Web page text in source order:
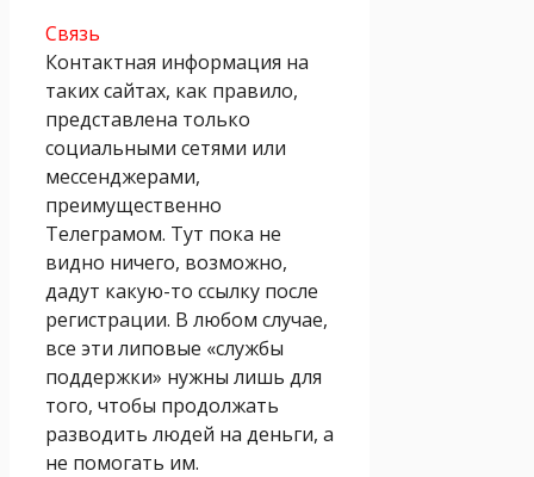
Связь
Контактная информация на
таких сайтах, как правило,
представлена только
социальными сетями или
мессенджерами,
преимущественно
Телеграмом. Тут пока не
видно ничего, возможно,
дадут какую-то ссылку после
регистрации. В любом случае,
все эти липовые «службы
поддержки» нужны лишь для
того, чтобы продолжать
разводить людей на деньги, а
не помогать им.